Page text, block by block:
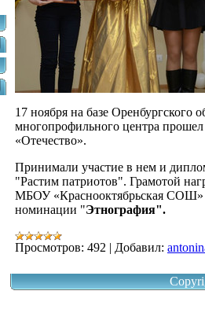
17 ноября на базе Оренбургского
многопрофильного центра
«Отечество».
Принимали участие в нем и
"Растим патриотов". Грамотой
МБОУ «Краснооктябрьская СОШ»
номинации "Этнография".
Просмотров: 492 | Добавил: